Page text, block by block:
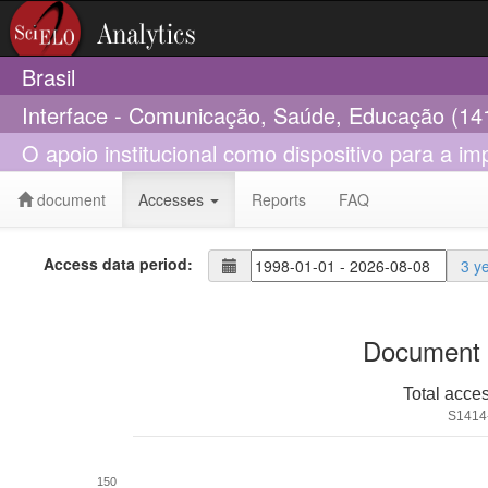
Brasil
Interface - Comunicação, Saúde, Educação
O apoio institucional como dispositivo para a
document Accesses Reports FAQ
Access data period: 3
Total
150